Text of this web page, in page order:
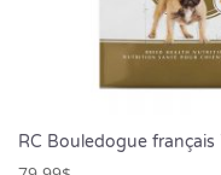
RC Bouledogue français